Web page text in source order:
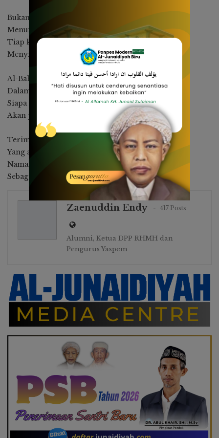
Bukan hanya kitab, tapi guru diam,
Menuntun pembaca dari dalam malam.
Tiap kalimatnya pancarkan cahaya,
Menyibak rahasia surga dan dunia.
Al-Bahr al-Muhith, lautan ilmu nan jernih,
Dalamnya dalam, tak akan letih.
Siapa pun yang berenang di sana,
Akan pulang dengan mutiara makna.
Terima kasih, wahai sang mufassir,
Yang ajarkan tafsir dengan adab yang mahir.
Namamu tetap hidup dalam kitab-kitab,
Sebagai samudra yang tak pernah tenggelam.
Zaenuddin Endy 417 Posts
Alumni, Ketua DPP RHMH dan
Pengurus Yaspem